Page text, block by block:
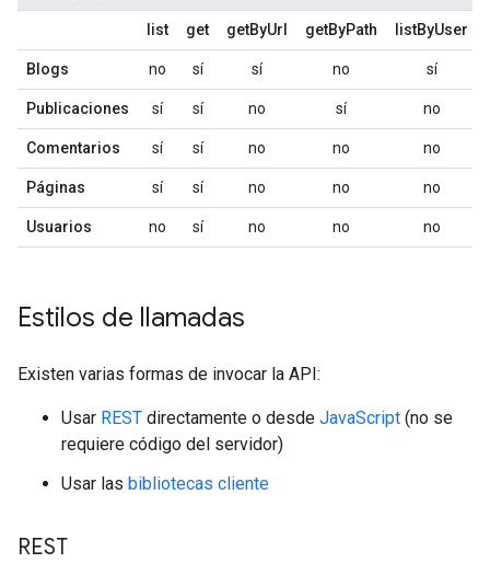
list get getByUrl getByPath listByUser
Blogs no sí sí no sí
Publicaciones sí sí no sí no
Comentarios sí sí no no no
Páginas sí sí no no no
Usuarios no sí no no no
Estilos de llamadas
Existen varias formas de invocar la API:
Usar REST directamente o desde JavaScript (no se
requiere código del servidor)
Usar las bibliotecas cliente
REST